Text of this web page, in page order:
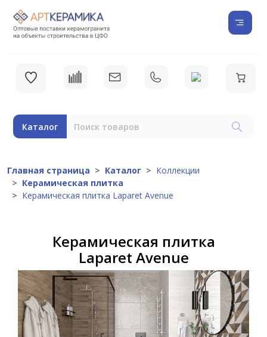
Каталог
Главная страница Каталог
Коллекции
Керамическая плитка
Керамическая плитка Laparet Avenue
Керамическая плитка
Laparet Avenue